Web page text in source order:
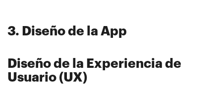
3. Diseño de la App
Diseño de la Experiencia de
Usuario (UX)